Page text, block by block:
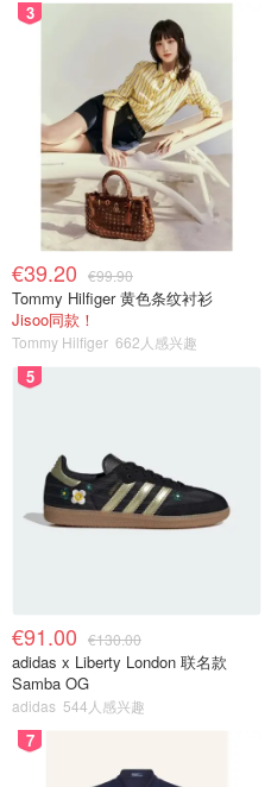
3
€39.20 €99.90
Tommy Hilfiger 黄色条纹衬衫
Jisoo同款！
Tommy Hilfiger 662人感兴趣
5
€91.00 €130.00
adidas x Liberty London 联名款
Samba OG
adidas 544人感兴趣
7